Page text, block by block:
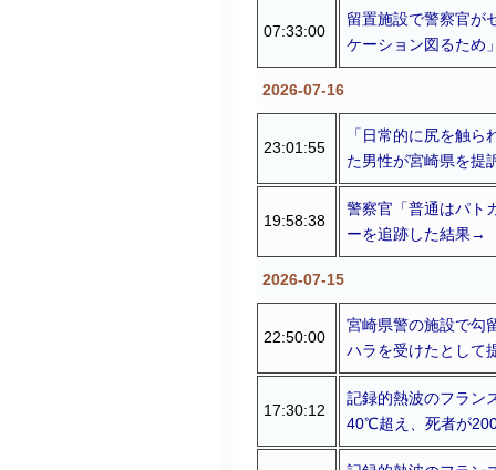
07:33:00
留置施設で警察官
ケーション図るため
2026-07-16
23:01:55
「日常的に尻を触
た男性が宮崎県を提
19:58:38
警察官「普通はパト
ーを追跡した結果→
2026-07-15
22:50:00
宮崎県警の施設で勾
ハラを受けたとして
17:30:12
記録的熱波のフラン
40℃超え、死者が